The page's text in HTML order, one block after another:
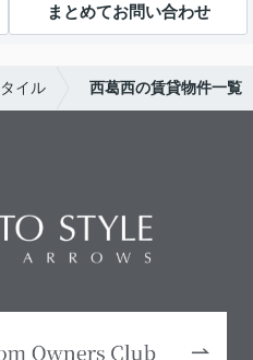
まとめてお問い合わせ
イル 西葛西の賃貸物件一覧